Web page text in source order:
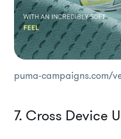
puma-campaigns.com/
7. Cross Device